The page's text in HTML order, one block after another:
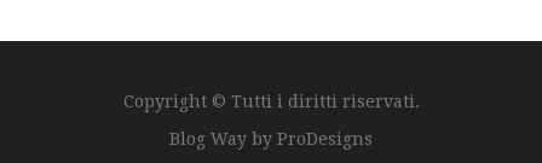
Copyright © Tutti i diritti riservati.
Blog Way by ProDesigns